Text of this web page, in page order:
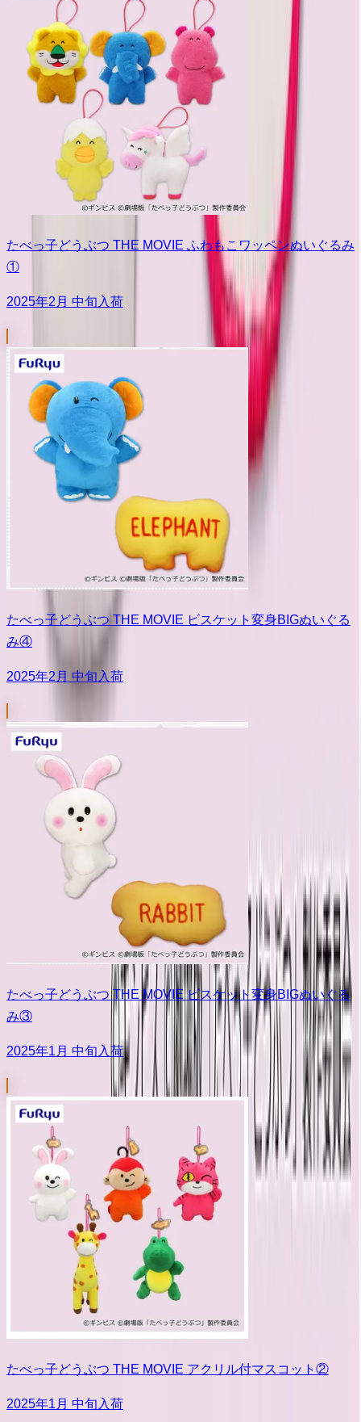
たべっ子どうぶつ THE MOVIE ふわもこワッペンぬいぐるみ
①
2025年2月 中旬入荷
たべっ子どうぶつ THE MOVIE ビスケット変身BIGぬいぐる
み④
2025年2月 中旬入荷
たべっ子どうぶつ THE MOVIE ビスケット変身BIGぬいぐる
み③
2025年1月 中旬入荷
たべっ子どうぶつ THE MOVIE アクリル付マスコット②
2025年1月 中旬入荷